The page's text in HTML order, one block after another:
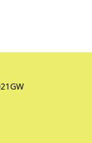
シダレヤナギ NMB48